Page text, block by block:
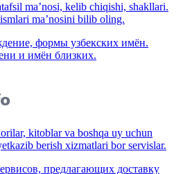
ma’nosi, kelib chiqishi, shakllari.
ma’nosini bilib oling.
формы узбекских имён.
и имён близких.
kitoblar va boshqa uy uchun
berish xizmatlari bor servislar.
предлагающих доставку